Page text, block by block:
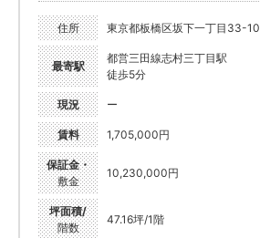
住所 東京都板橋区坂下一丁目33-10
最寄駅
都営三田線志村三丁目駅
徒歩5分
現況 ー
賃料 1,705,000円
保証金・
敷金
10,230,000円
坪面積/
階数
47.16坪/1階